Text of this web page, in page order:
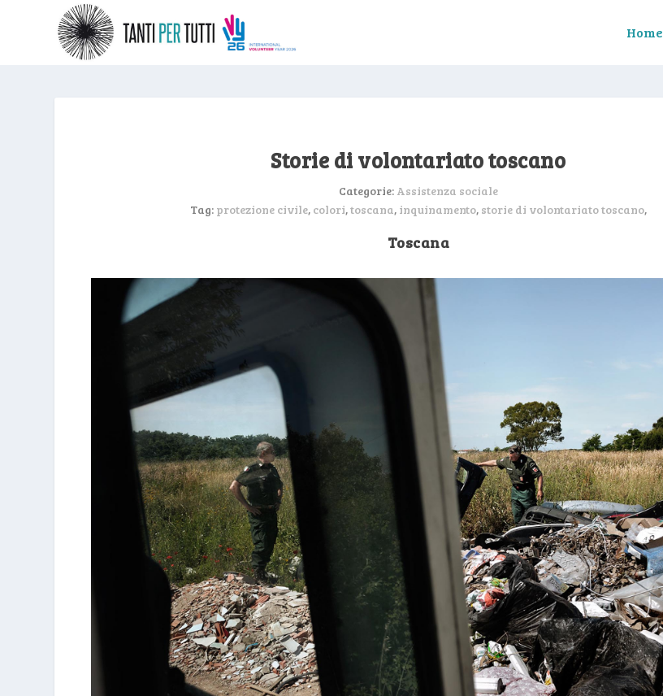
Home
Storie di volontariato toscano
Categorie: Assistenza sociale
Tag: protezione civile, colori,toscana, inquinamento, storie di volontariato toscano,
Toscana